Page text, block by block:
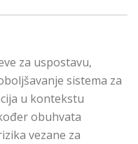
za uspostavu,
sistema za
u kontekstu
obuhvata
vezane za